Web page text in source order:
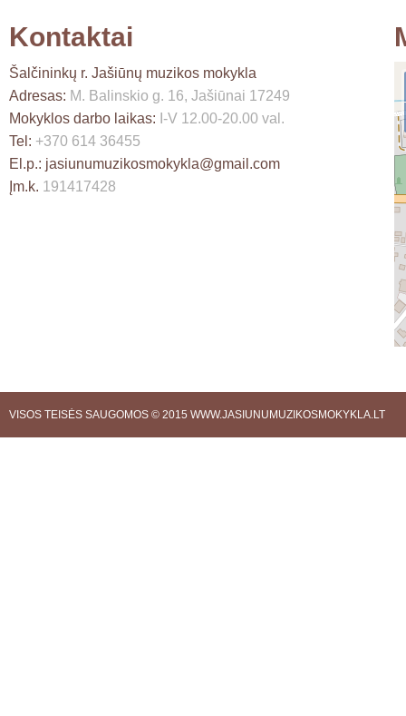
Kontaktai
Šalčininkų r. Jašiūnų muzikos mokykla
Adresas: M. Balinskio g. 16, Jašiūnai 17249
Mokyklos darbo laikas: I-V 12.00-20.00 val.
Tel: +370 614 36455
El.p.: jasiunumuzikosmokykla@gmail.com
Įm.k. 191417428
VISOS TEISĖS SAUGOMOS © 2015 WWW.JASIUNUMUZIKOSMOKYKLA.LT